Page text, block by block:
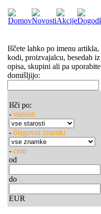
Iščete lahko po imenu artikla,
kodi, proizvajalcu, besedah iz
opisa, skupini ali pa uporabite
domišljijo:
Išči po:
- starosti
- blagovni znamki
- ceni
od
do
EUR